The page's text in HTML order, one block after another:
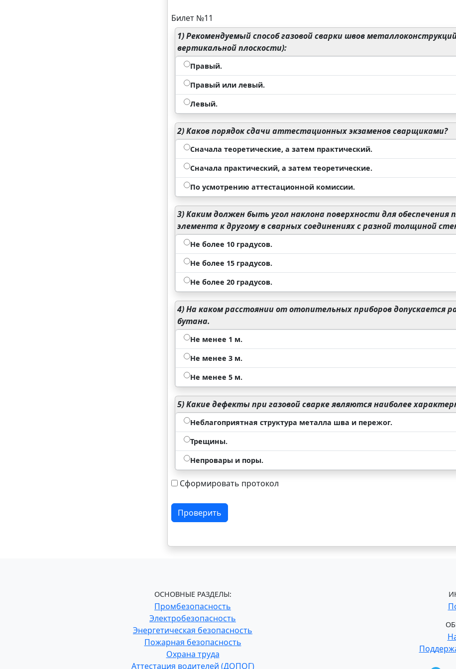
Билет №11
1)Рекомендуемый способ газовой сварки швов
вертикальной плоскости):
Правый.
Правый или левый.
Левый.
2)Каков порядок сдачи аттестационных экзаменов сварщиками?
Сначала теоретические, а затем практический.
Сначала практический, а затем теоретические.
По усмотрению аттестационной комиссии.
3)Каким должен быть угол наклона поверхности для обеспечения
элемента к другому в сварных соединениях с разной толщиной
Не более 10 градусов.
Не более 15 градусов.
Не более 20 градусов.
4)На каком расстоянии от отопительных приборов допускается
бутана.
Не менее 1 м.
Не менее 3 м.
Не менее 5 м.
5)Какие дефекты при газовой сварке являются наиболее
Неблагоприятная структура металла шва и пережог.
Трещины.
Непровары и поры.
Сформировать протокол
Проверить
ОСНОВНЫЕ РАЗДЕЛЫ:
Промбезопасность
Электробезопасность
Энергетическая безопасность
Пожарная безопасность
Охрана труда
Аттестация водителей (ДОПОГ)